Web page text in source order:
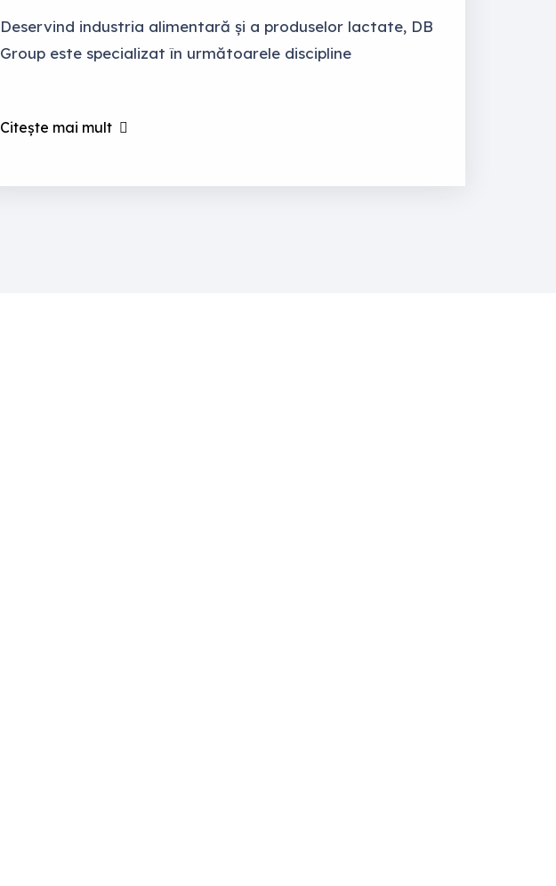
Deservind industria alimentară și a produselor lactate, DB
Group este specializat în următoarele discipline
Citește mai mult